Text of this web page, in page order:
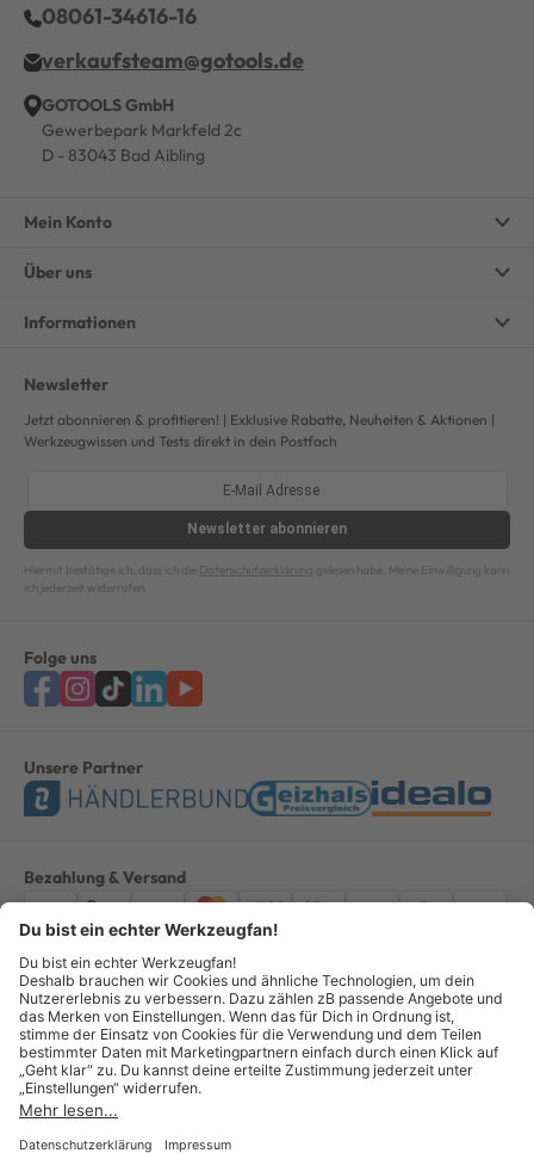
08061-34616-16
verkaufsteam@gotools.de
GOTOOLS GmbH
Gewerbepark Markfeld 2c
D - 83043 Bad Aibling
Mein Konto
Über uns
Informationen
Newsletter
Jetzt abonnieren & profitieren! | Exklusive Rabatte, Neuheiten & Aktionen |
Werkzeugwissen und Tests direkt in dein Postfach
Newsletter abonnieren
Hiermit bestätige ich, dass ich die Datenschutzerklärung gelesen habe. Meine Einwilligung kann
ich jederzeit widerrufen.
Folge uns
Unsere Partner
Bezahlung & Versand
ImpressumAGBDatenschutzWiderruf Vertrag widerrufen
Alle Preise verstehen sich inkl. ges. MwSt. *Kostenloser Versand innerhalb
Deutschlands, bei Bestellungen ab 100,00 Euro.
© Copyright 2026 GOTOOLS GmbH - Alle Rechte vorbehalten. powered by
createyourtemplate